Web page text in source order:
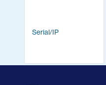
Serial/IP